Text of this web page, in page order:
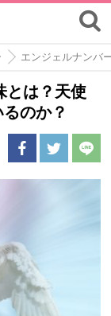
エンジェルナンバ
とは？天使
のか？